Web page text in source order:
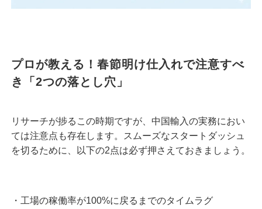
プロが教える！春節明け仕入れで注意すべ
き「2つの落とし穴」
リサーチが捗るこの時期ですが、中国輸入の実務におい
ては注意点も存在します。スムーズなスタートダッシュ
を切るために、以下の2点は必ず押さえておきましょう。
・工場の稼働率が100%に戻るまでのタイムラグ